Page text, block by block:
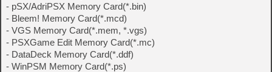
- pSX/AdriPSX Memory Card(*.bin)
- Bleem! Memory Card(*.mcd)
- VGS Memory Card(*.mem, *.vgs)
- PSXGame Edit Memory Card(*.mc)
- DataDeck Memory Card(*.ddf)
- WinPSM Memory Card(*.ps)